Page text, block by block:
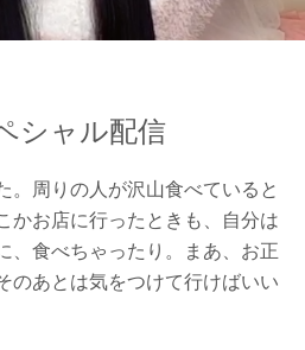
シャル配信
。周りの人が沢山食べていると
かお店に行ったときも、自分は
、食べちゃったり。まあ、お正
のあとは気をつけて行けばいい